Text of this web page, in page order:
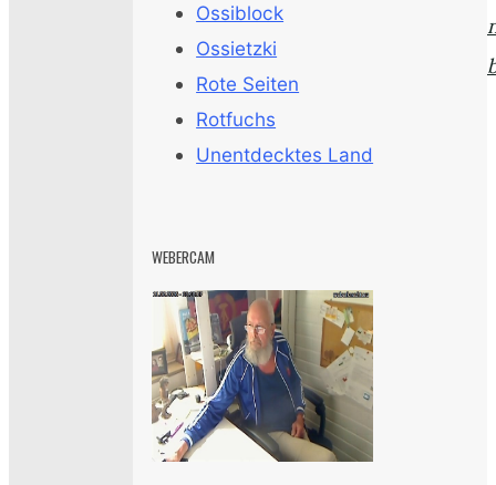
Ossiblock
Ossietzki
Rote Seiten
Rotfuchs
Unentdecktes Land
WEBERCAM